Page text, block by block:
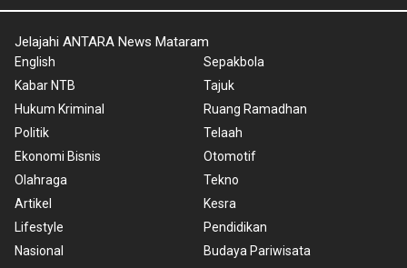
Jelajahi ANTARA News Mataram
English
Kabar NTB
Hukum Kriminal
Politik
Ekonomi Bisnis
Olahraga
Artikel
Lifestyle
Nasional
Sepakbola
Tajuk
Ruang Ramadhan
Telaah
Otomotif
Tekno
Kesra
Pendidikan
Budaya Pariwisata